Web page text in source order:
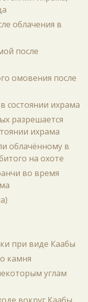
облачения в
после
омовения после
состоянии ихрама
разрешается
ихрама
облачённому в
на охоте
во время
при виде Каабы
камня
углам